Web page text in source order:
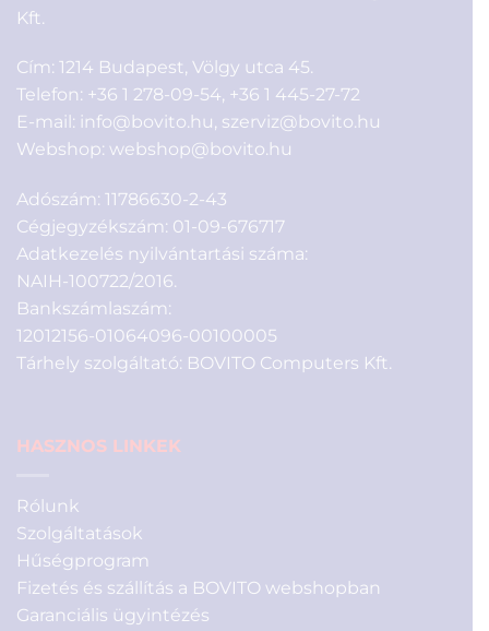
Kft.
Cím: 1214 Budapest, Völgy utca 45.
Telefon: +36 1 278-09-54, +36 1 445-27-72
E-mail: info@bovito.hu, szerviz@bovito.hu
Webshop: webshop@bovito.hu
Adószám: 11786630-2-43
Cégjegyzékszám: 01-09-676717
Adatkezelés nyilvántartási száma:
NAIH-100722/2016.
Bankszámlaszám:
12012156-01064096-00100005
Tárhely szolgáltató: BOVITO Computers Kft.
HASZNOS LINKEK
Rólunk
Szolgáltatások
Hűségprogram
Fizetés és szállítás a BOVITO webshopban
Garanciális ügyintézés